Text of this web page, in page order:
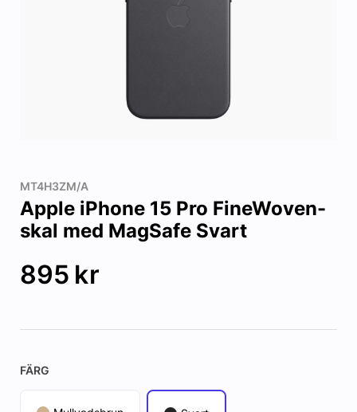
MT4H3ZM/A
Apple iPhone 15 Pro FineWoven-
skal med MagSafe Svart
895 kr
FÄRG